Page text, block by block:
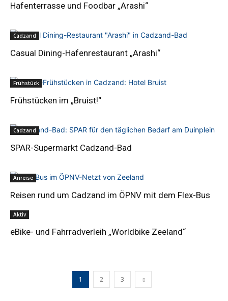
Hafenterrasse und Foodbar „Arashi“
Cadzand
Casual Dining-Hafenrestaurant „Arashi“
Frühstück
Frühstücken im „Bruist!“
Cadzand
SPAR-Supermarkt Cadzand-Bad
Anreise
Reisen rund um Cadzand im ÖPNV mit dem Flex-Bus
Aktiv
eBike- und Fahrradverleih „Worldbike Zeeland“
1 2 3